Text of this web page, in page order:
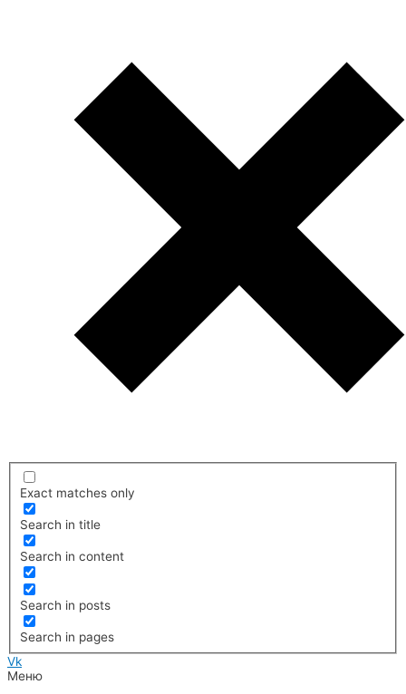
Exact matches only
Search in title
Search in content
Search in posts
Search in pages
Vk
Меню